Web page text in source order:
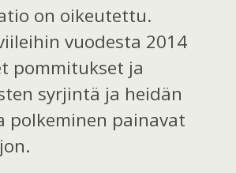
on oikeutettu.
vuodesta 2014
pommitukset ja
syrjintä ja heidän
polkeminen painavat